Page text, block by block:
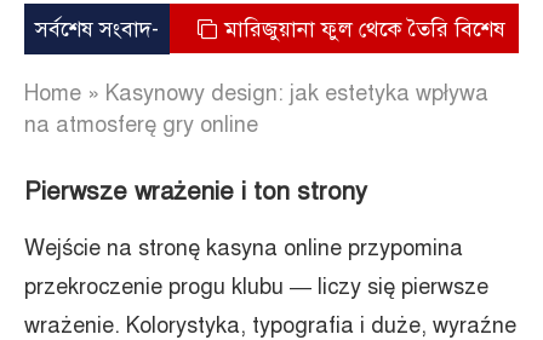
সর্বশেষ সংবাদ-
মৃত্যু মারিজুয়ানা ফুল থেকে তৈরি বিশেষ মাদক কুশ
Home » Kasynowy design: jak estetyka wpływa
na atmosferę gry online
Pierwsze wrażenie i ton strony
Wejście na stronę kasyna online przypomina
przekroczenie progu klubu — liczy się pierwsze
wrażenie. Kolorystyka, typografia i duże, wyraźne